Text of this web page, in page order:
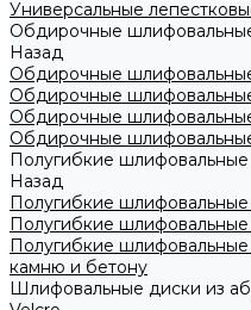
Универсальные
Обдирочные
Назад
Обдирочные
Обдирочные
Обдирочные
Обдирочные
Полугибкие
Назад
Полугибкие
Полугибкие
Полугибкие
камню и бетону
Шлифовальные диски из